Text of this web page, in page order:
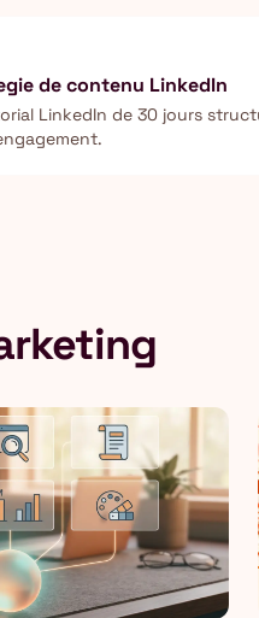
de contenu LinkedIn
LinkedIn de 30 jours